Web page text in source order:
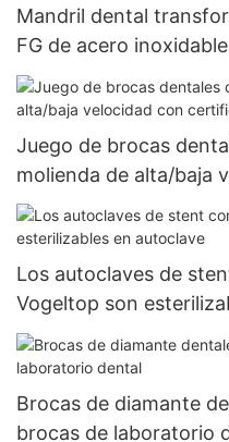
Mandril dental
FG de acero
aguja)
Juego de brocas
molienda de alta/baja
CE FG/RA
Los autoclaves de
Vogeltop son
Brocas de diamante
brocas de laboratorio